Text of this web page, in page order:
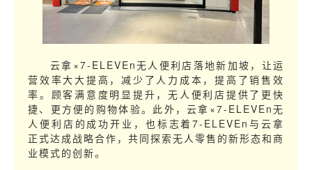
云拿×7-ELEVEn无人便利店落地新加坡，让运
营效率大大提高，减少了人力成本，提高了销售效
率。顾客满意度明显提升，无人便利店提供了更快
捷、更方便的购物体验。此外，云拿×7-ELEVEn无
人便利店的成功开业，也标志着7-ELEVEn与云拿
正式达成战略合作，共同探索无人零售的新形态和商
业模式的创新。